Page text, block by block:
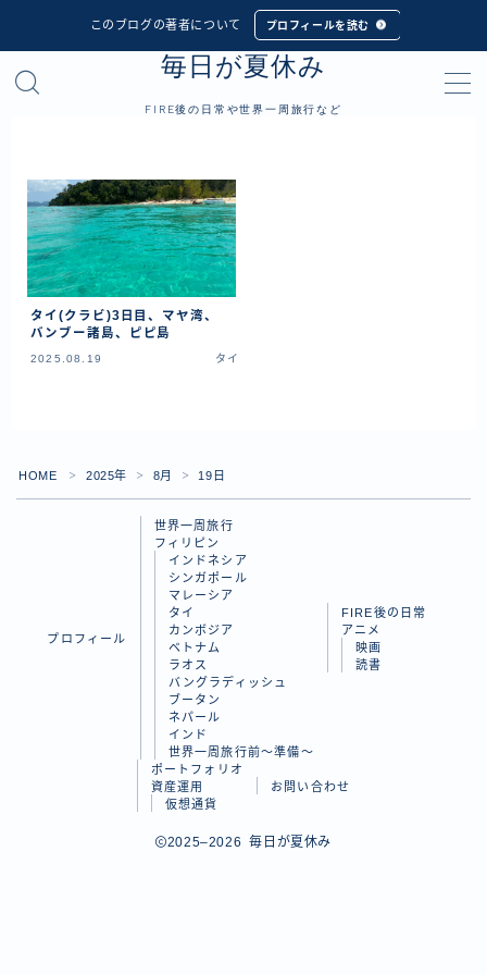
このブログの著者について プロフィールを読む
毎日が夏休み
FIRE後の日常や世界一周旅行など
MENU
世界一周旅行
フィリピン
インドネシア
シンガポール
マレーシア
ベトナム
バングラディッシュ
世界一周旅行前～準備～
Follow Me
タイ(クラビ)3日目、マヤ湾、
バンブー諸島、ピピ島
2025.08.19 タイ
HOME ＞ 2025年 ＞ 8月 ＞ 19日
プロフィール
世界一周旅行
フィリピン
インドネシア
シンガポール
マレーシア
タイ
カンボジア
ベトナム
ラオス
バングラディッシュ
ブータン
ネパール
インド
世界一周旅行前～準備～
FIRE後の日常
アニメ
映画
読書
ポートフォリオ
資産運用
仮想通貨
お問い合わせ
2025–2026 毎日が夏休み